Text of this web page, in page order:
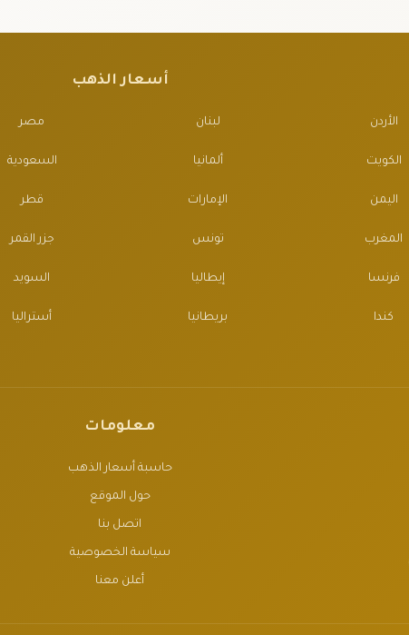
أسعار الذهب
الأردن لبنان مصر
الكويت ألمانيا السعودية
اليمن الإمارات قطر
المغرب تونس جزر القمر
فرنسا إيطاليا السويد
كندا بريطانيا أستراليا
معلومات
حاسبة أسعار الذهب
حول الموقع
اتصل بنا
سياسة الخصوصية
أعلن معنا